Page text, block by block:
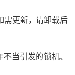
需更新，请卸载后
当引发的锁机、